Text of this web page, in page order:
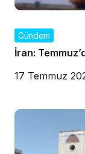
Gündem
İran:
17 Temmuz